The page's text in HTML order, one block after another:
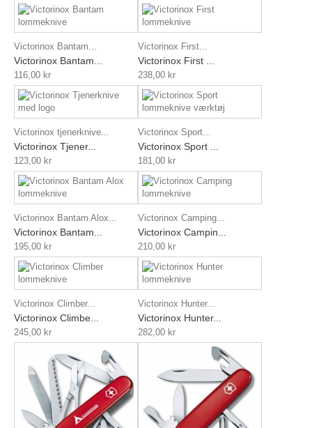
Victorinox Bantam...
Victorinox Bantam...
116,00 kr
Victorinox First...
Victorinox First ...
238,00 kr
Victorinox tjenerknive...
Victorinox Tjener...
123,00 kr
Victorinox Sport...
Victorinox Sport ...
181,00 kr
Victorinox Bantam Alox...
Victorinox Bantam...
195,00 kr
Victorinox Camping...
Victorinox Campin...
210,00 kr
Victorinox Climber...
Victorinox Climbe...
245,00 kr
Victorinox Hunter...
Victorinox Hunter...
282,00 kr